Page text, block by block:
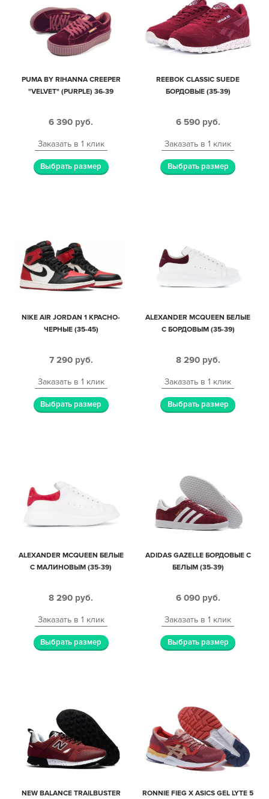
PUMA BY RIHANNA CREEPER
"VELVET" (PURPLE) 36-39
6 390 руб.
Заказать в 1 клик
Выбрать размер
REEBOK CLASSIC SUEDE
БОРДОВЫЕ (35-39)
6 590 руб.
Заказать в 1 клик
Выбрать размер
NIKE AIR JORDAN 1 КРАСНО-
ЧЕРНЫЕ (35-45)
7 290 руб.
Заказать в 1 клик
Выбрать размер
ALEXANDER MCQUEEN БЕЛЫЕ
С БОРДОВЫМ (35-39)
8 290 руб.
Заказать в 1 клик
Выбрать размер
ALEXANDER MCQUEEN БЕЛЫЕ
С МАЛИНОВЫМ (35-39)
8 290 руб.
Заказать в 1 клик
Выбрать размер
ADIDAS GAZELLE БОРДОВЫЕ С
БЕЛЫМ (35-39)
6 090 руб.
Заказать в 1 клик
Выбрать размер
NEW BALANCE TRAILBUSTER
RONNIE FIEG X ASICS GEL LYTE 5